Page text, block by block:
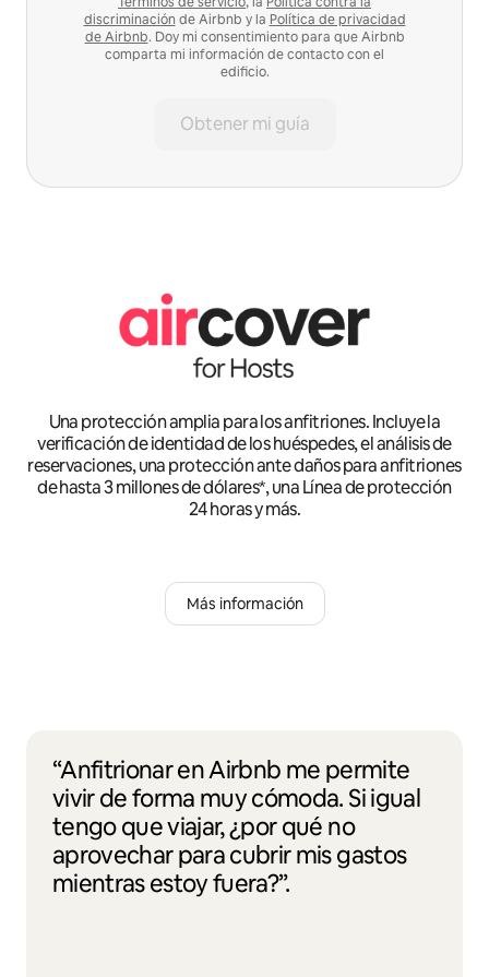
discriminación de Airbnb y la Política de privacidad
de Airbnb. Doy mi consentimiento para que Airbnb
comparta mi información de contacto con el
edificio.
Obtener mi guía
Una protección amplia para los anfitriones. Incluye la
verificación de identidad de los huéspedes, el análisis de
reservaciones, una protección ante daños para anfitriones
de hasta 3 millones de dólares*, una Línea de protección
24 horas y más.
Más información
“Anfitrionar en Airbnb me permite
vivir de forma muy cómoda. Si igual
tengo que viajar, ¿por qué no
aprovechar para cubrir mis gastos
mientras estoy fuera?”.